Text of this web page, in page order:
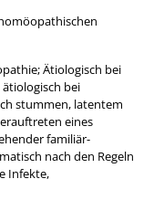
Ätiologisch bei
bei
stummen, latentem
eines
familiär-
nach den Regeln
Infekte,